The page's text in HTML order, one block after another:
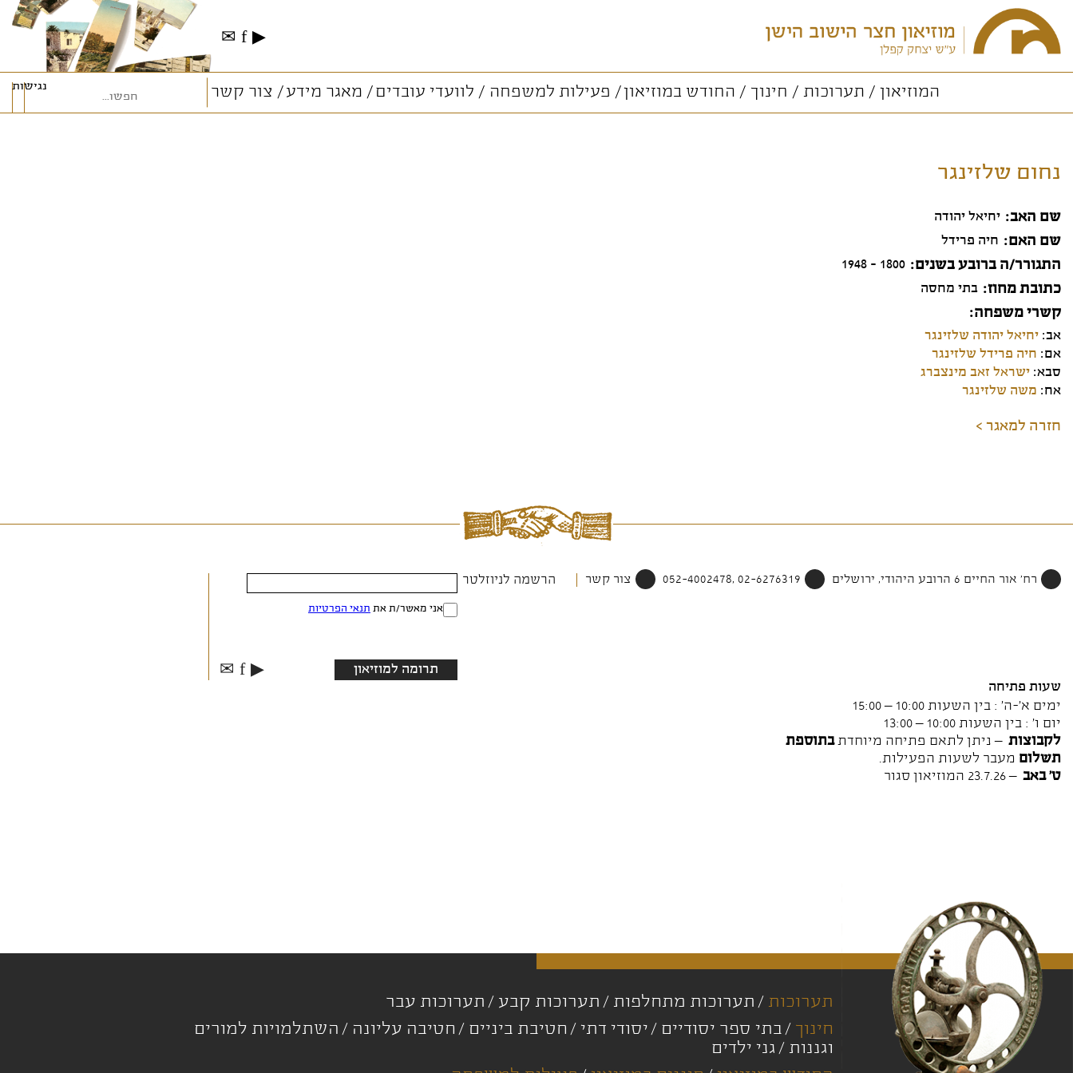
▶
f
✉
המוזיאון תערוכות חינוך החודש במוזיאון פעילות למשפחה לוועדי עובדים מאגר מידע צור קשר נגישות
נחום שלזינגר
שם האב יחיאל יהודה
שם האם חיה פרידל
התגורר/ה ברובע בשנים 1800 - 1948
כתובת מחוז בתי מחסה
קשרי משפחה
אב: יחיאל יהודה שלזינגר
אם: חיה פרידל שלזינגר
סבא: ישראל זאב מינצברג
אח: משה שלזינגר
חזרה למאגר >
רח' אור החיים 6 הרובע היהודי, ירושלים 02-6276319 ,052-4002478 צור קשר הרשמה לניוזלטר
אני מאשר/ת את תנאי הפרטיות
תרומה למוזיאון ▶
f
✉
שעות פתיחה
ימים א'-ה' : בין השעות 10:00 – 15:00
יום ו' : בין השעות 10:00 – 13:00
לקבוצות – ניתן לתאם פתיחה מיוחדתבתוספת
תשלום מעבר לשעות הפעילות.
ט' באב– 23.7.26 המוזיאון סגור
תערוכות תערוכות מתחלפות תערוכות קבע
תערוכות עבר
חינוך
בתי ספר יסודיים יסודי דתי חטיבת ביניים חטיבה עליונה
השתלמויות למורים
וגננות
גני ילדים